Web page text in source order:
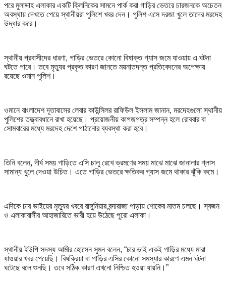
পরে মুলাদ্দাহ এলাকার একটি ক্লিনিকের সামনে পার্ক করা গাড়ির ভেতরে চারজনকে অচেতন
অবস্থায় দেখতে পেয়ে স্থানীয়রা পুলিশে খবর দেন। পুলিশ এসে দরজা খুলে তাদের মরদেহ
উদ্ধার করে।
স্থানীয় প্রবাসীদের ধারণা, গাড়ির ভেতরে কোনো বিষাক্ত গ্যাস জমে যাওয়ায় এ ঘটনা
ঘটতে পারে। তবে মৃত্যুর প্রকৃত কারণ জানতে ময়নাতদন্ত প্রতিবেদনের অপেক্ষায়
রয়েছে ওমান পুলিশ।
ওমানে বাংলাদেশ দূতাবাসের লেবার কাউন্সিলর রাফিউল ইসলাম জানান, মরদেহগুলো স্থানীয়
পুলিশের তত্ত্বাবধানে রাখা হয়েছে। প্রয়োজনীয় কাগজপত্র সম্পন্ন হলে রোববার বা
সোমবারের মধ্যে মরদেহ দেশে পাঠানোর ব্যবস্থা করা হবে।
তিনি বলেন, দীর্ঘ সময় গাড়িতে এসি চালু রেখে ভ্রমণের সময় মাঝে মাঝে জানালার গ্লাস
সামান্য খুলে দেওয়া উচিত। এতে গাড়ির ভেতরে ক্ষতিকর গ্যাস জমে থাকার ঝুঁকি কমে।
এদিকে চার ভাইয়ের মৃত্যুর খবরে রাঙ্গুনিয়ার বন্দারাজা পাড়ায় শোকের মাতম চলছে। স্বজন
ও এলাকাবাসীর আহাজারিতে ভারী হয়ে উঠেছে পুরো এলাকা।
স্থানীয় ইউপি সদস্য আমীর হোসেন সুমন বলেন, “চার ভাই একই গাড়ির মধ্যে মারা
যাওয়ার খবর পেয়েছি। বিষক্রিয়া বা গাড়ির এসির কোনো সমস্যার কারণে এমন ঘটনা
ঘটেছে বলে শুনছি। তবে সঠিক কারণ এখনো নিশ্চিত হওয়া যায়নি।”